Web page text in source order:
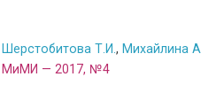
Шерстобитова Т.И. , Михайлина А.С.
МиМИ — 2017, №4